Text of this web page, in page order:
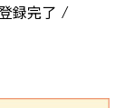
録完了